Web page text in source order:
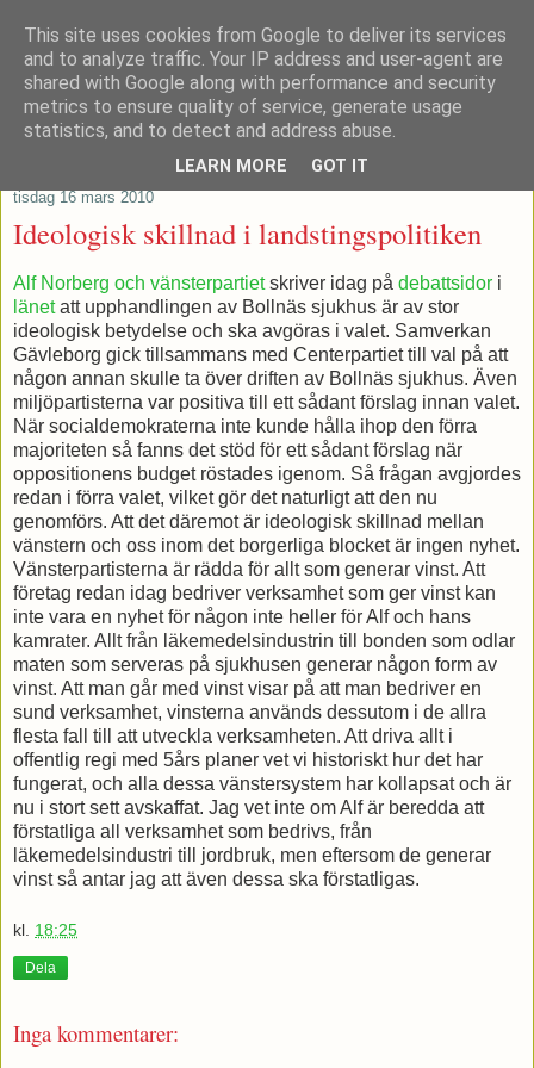
Patrik Stenvard
Tankar från ett moderat regionråd
tisdag 16 mars 2010
Ideologisk skillnad i landstingspolitiken
Alf Norberg och vänsterpartietskriver idag på debattsidor i
länetatt upphandlingen av Bollnäs sjukhus är av stor
ideologisk betydelse och ska avgöras i valet. Samverkan
Gävleborg gick tillsammans med Centerpartiet till val på att
någon annan skulle ta över driften av Bollnäs sjukhus. Även
miljöpartisterna var positiva till ett sådant förslag innan valet.
När socialdemokraterna inte kunde hålla ihop den förra
majoriteten så fanns det stöd för ett sådant förslag när
oppositionens budget röstades igenom. Så frågan avgjordes
redan i förra valet, vilket gör det naturligt att den nu
genomförs. Att det däremot är ideologisk skillnad mellan
vänstern och oss inom det borgerliga blocket är ingen nyhet.
Vänsterpartisterna är rädda för allt som generar vinst. Att
företag redan idag bedriver verksamhet som ger vinst kan
inte vara en nyhet för någon inte heller för Alf och hans
kamrater. Allt från läkemedelsindustrin till bonden som odlar
maten som serveras på sjukhusen generar någon form av
vinst. Att man går med vinst visar på att man bedriver en
sund verksamhet, vinsterna används dessutom i de allra
flesta fall till att utveckla verksamheten. Att driva allt i
offentlig regi med 5års planer vet vi historiskt hur det har
fungerat, och alla dessa vänstersystem har kollapsat och är
nu i stort sett avskaffat. Jag vet inte om Alf är beredda att
förstatliga all verksamhet som bedrivs, från
läkemedelsindustri till jordbruk, men eftersom de generar
vinst så antar jag att även dessa ska förstatligas.
kl. 18:25
Dela
Inga kommentarer:
This site uses cookies from Google to deliver its services
and to analyze traffic. Your IP address and user-agent are
shared with Google along with performance and security
metrics to ensure quality of service, generate usage
statistics, and to detect and address abuse.
LEARN MORE GOT IT